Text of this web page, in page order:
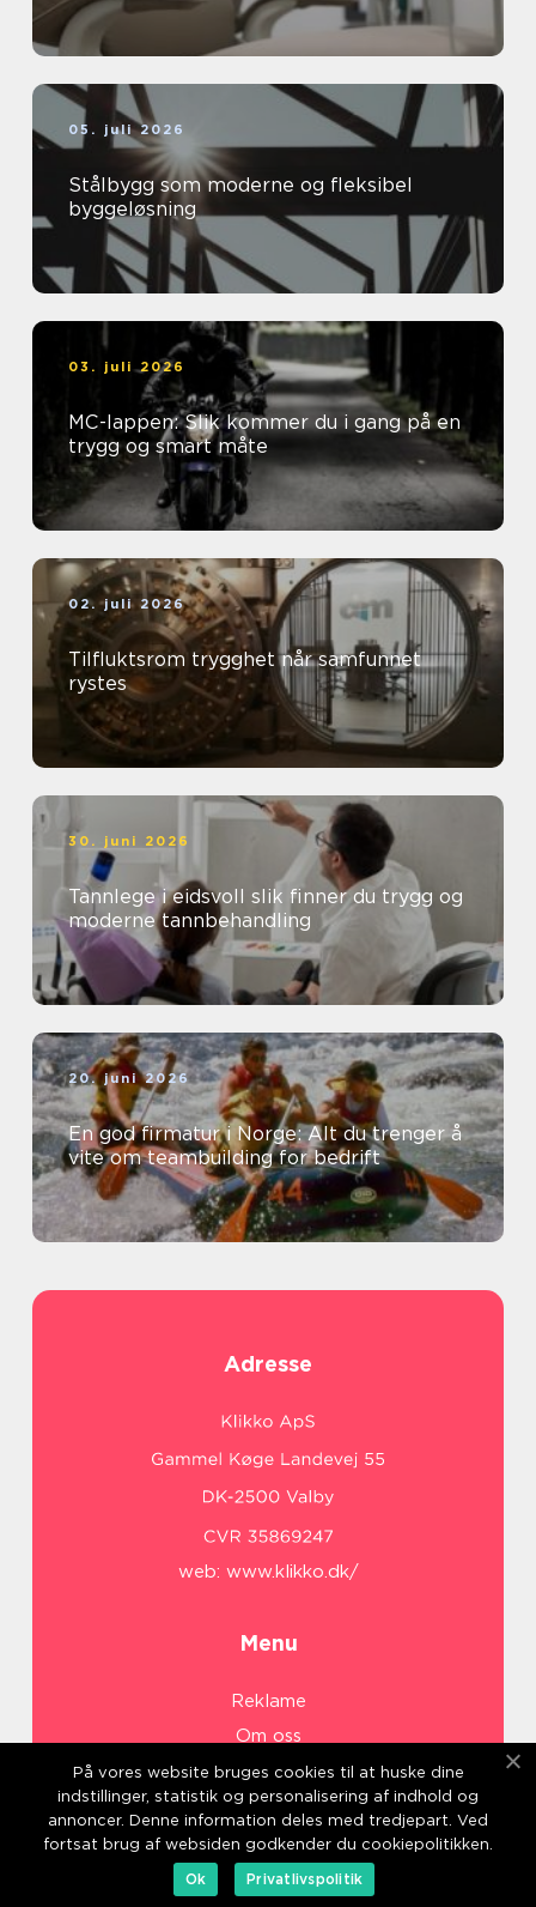
05. juli 2026
Stålbygg som moderne og fleksibel
byggeløsning
03. juli 2026
MC-lappen: Slik kommer du i gang på en
trygg og smart måte
02. juli 2026
Tilfluktsrom trygghet når samfunnet
rystes
30. juni 2026
Tannlege i eidsvoll slik finner du trygg og
moderne tannbehandling
20. juni 2026
En god firmatur i Norge: Alt du trenger å
vite om teambuilding for bedrift
Adresse
web: www.klikko.dk/
Menu
Reklame
Om oss
Cookies
Kontakt Oss
Sitemap
På vores website bruges cookies til at huske dine
indstillinger, statistik og personalisering af indhold og
annoncer. Denne information deles med tredjepart. Ved
fortsat brug af websiden godkender du cookiepolitikken.
Ok
Privatlivspolitik